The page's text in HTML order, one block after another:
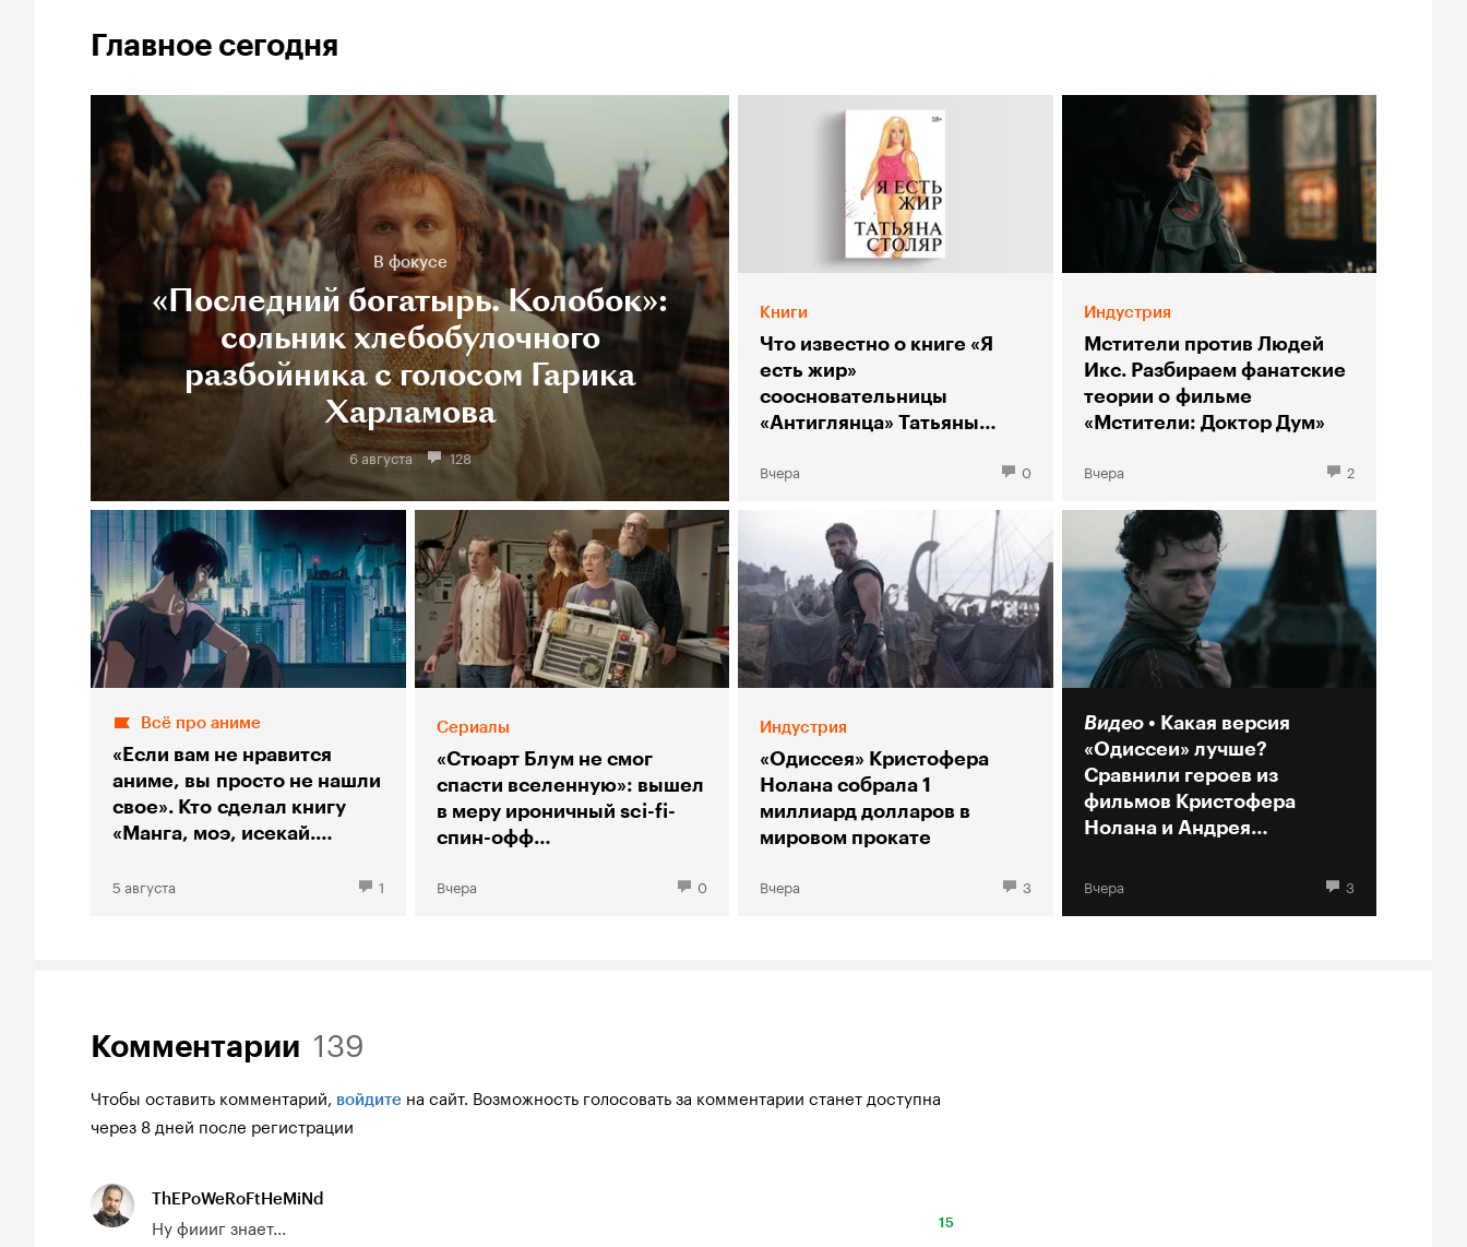
Главное сегодня
В фокусе
«Последний богатырь. Колобок»:
сольник хлебобулочного
разбойника с голосом Гарика
Харламова
6 августа 128
Книги
Что известно о книге «Я
есть жир»
соосновательницы
«Антиглянца» Татьяны
Вчера 0
Индустрия
Мстители против Людей
Икс. Разбираем фанатские
теории о фильме
«Мстители: Доктор Дум»
Вчера 2
Всё про аниме
«Если вам не нравится
аниме, вы просто не нашли
свое». Кто сделал книгу
«Манга, моэ, исекай.
5 августа 1
Сериалы
«Стюарт Блум не смог
спасти вселенную»: вышел
в меру ироничный sci-fi-
спин-офф
Вчера 0
Индустрия
«Одиссея» Кристофера
Нолана собрала 1
миллиард долларов в
мировом прокате
Вчера 3
Видео
Какая версия
«Одиссеи» лучше?
Сравнили героев из
фильмов Кристофера
Нолана и Андрея
Вчера 3
Комментарии 139
Чтобы оставить комментарий, войдите на сайт. Возможность голосовать за комментарии станет доступна
через 8 дней после регистрации
ThEPoWeRoFtHeMiNd
Ну фиииг знает... 15